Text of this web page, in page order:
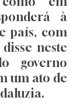
à
país, com
neste
governo
um ato de